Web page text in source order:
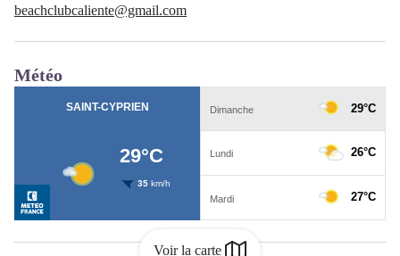
Voir la carte
beachclubcaliente@gmail.com
Météo